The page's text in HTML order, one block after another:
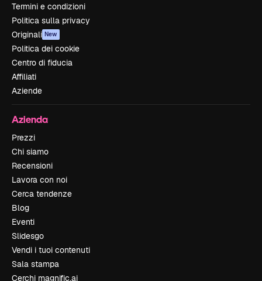
Termini e condizioni
Politica sulla privacy
Originali New
Politica dei cookie
Centro di fiducia
Affiliati
Aziende
Azienda
Prezzi
Chi siamo
Recensioni
Lavora con noi
Cerca tendenze
Blog
Eventi
Slidesgo
Vendi i tuoi contenuti
Sala stampa
Cerchi magnific.ai